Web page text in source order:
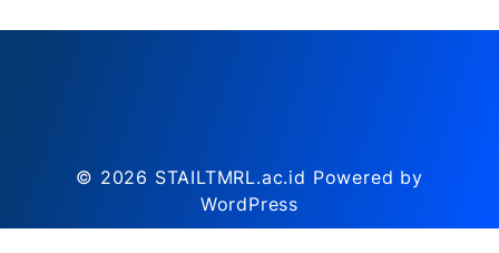
© 2026 STAILTMRL.ac.id Powered by
WordPress